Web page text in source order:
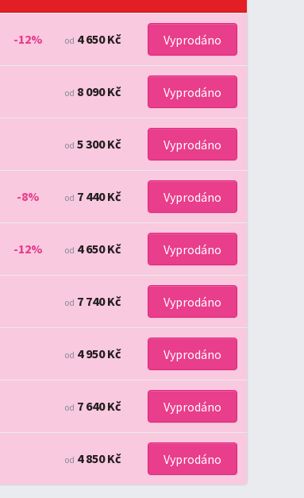
-12% od 4 650 Kč Vyprodáno
od 8 090 Kč Vyprodáno
od 5 300 Kč Vyprodáno
-8% od 7 440 Kč Vyprodáno
-12% od 4 650 Kč Vyprodáno
od 7 740 Kč Vyprodáno
od 4 950 Kč Vyprodáno
od 7 640 Kč Vyprodáno
od 4 850 Kč Vyprodáno